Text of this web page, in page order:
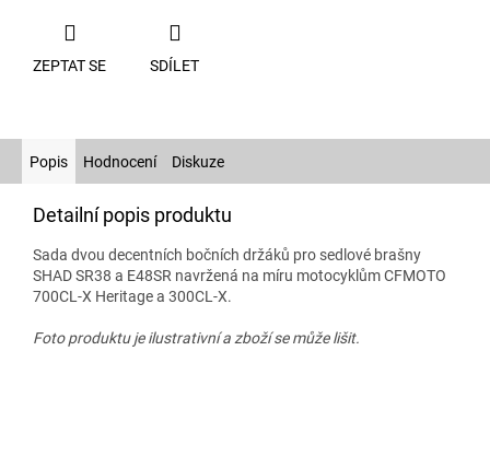
ZEPTAT SE SDÍLET
Popis Hodnocení Diskuze
Detailní popis produktu
Sada dvou decentních bočních držáků pro sedlové brašny
SHAD SR38 a E48SR navržená na míru motocyklům CFMOTO
700CL‑X Heritage a 300CL‑X.
Foto produktu je ilustrativní a zboží se může lišit.